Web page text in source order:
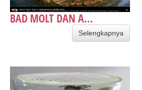
BAD MOLT DAN A...
Selengkapnya